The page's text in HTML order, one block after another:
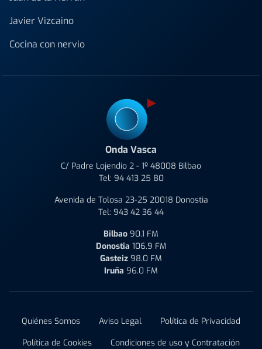
Javier Vizcaino
Cocina con nervio
Onda Vasca
C/ Padre Lojendio 2 - 1º 48008 Bilbao
Tel: 94 413 25 80
Avenida de Tolosa 23-25 20018 Donostia
Tel: 943 42 36 44
Bilbao 90.1 FM
Donostia 106.9 FM
Gasteiz 98.0 FM
Iruña 96.0 FM
Quiénes Somos Aviso Legal
Política de Privacidad
Política de Cookies
Condiciones de uso y Contratación